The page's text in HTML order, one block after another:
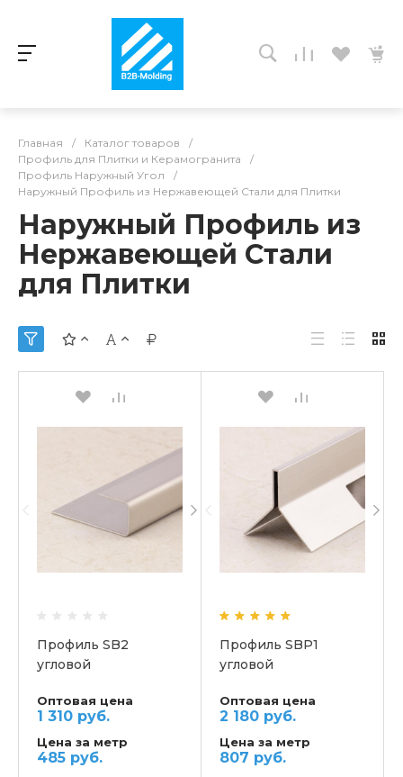
Главная / Каталог товаров
/
Профиль для Плитки и Керамогранита
/
Профиль Наружный Угол
/
Наружный Профиль из Нержавеющей Стали для Плитки
Наружный Профиль из
Нержавеющей Стали
для Плитки
Профиль SB2
угловой
Оптовая цена
1 310 руб.
Цена за метр
485 руб.
Профиль SBP1
угловой
Оптовая цена
2 180 руб.
Цена за метр
807 руб.